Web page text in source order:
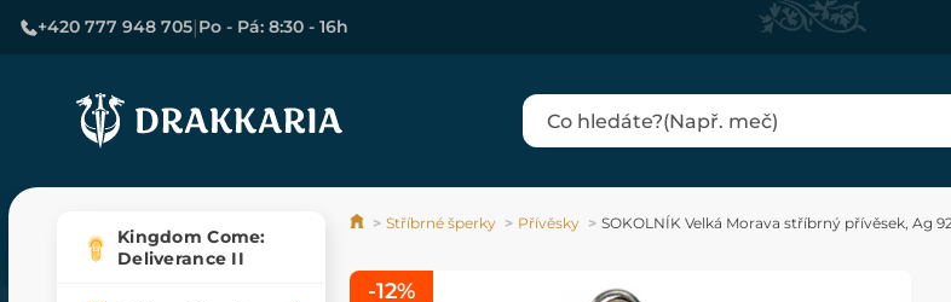
+420 777 948 705|Po - Pá: 8:30 - 16h
Kingdom Come:
Deliverance II
Stříbrné šperky Přívěsky SOKOLNÍK Velká Morava stříbrný přívěsek, Ag
-12%